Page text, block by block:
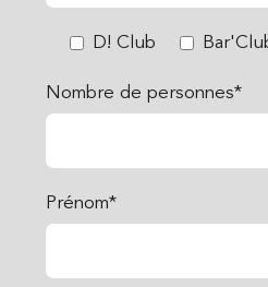
D! Club
Nombre de personnes*
Prénom*